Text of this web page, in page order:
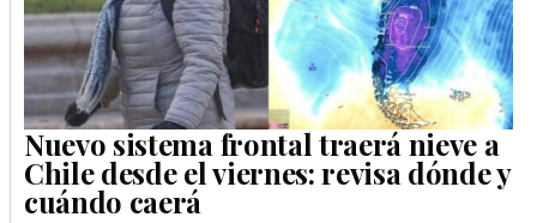
Nuevo sistema frontal traerá nieve a
Chile desde el viernes: revisa dónde y
cuándo caerá